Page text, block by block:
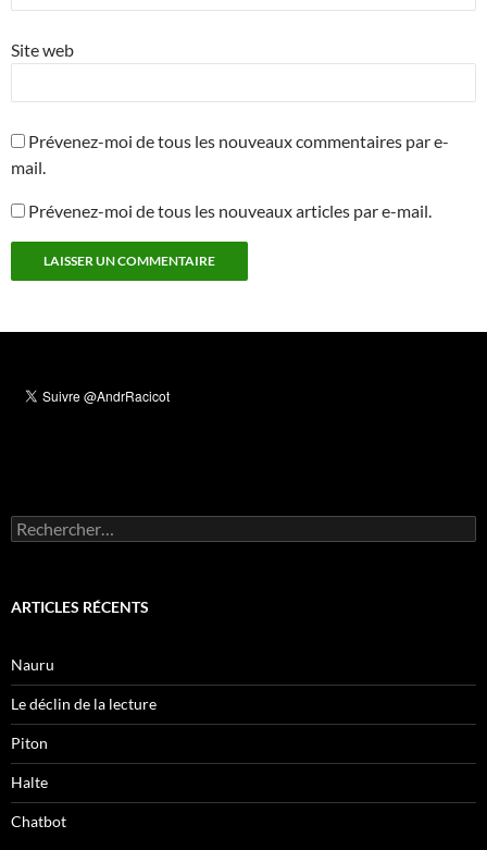
Site web
Prévenez-moi de tous les nouveaux commentaires par e-
mail.
Prévenez-moi de tous les nouveaux articles par e-mail.
Rechercher :
ARTICLES RÉCENTS
Nauru
Le déclin de la lecture
Piton
Halte
Chatbot